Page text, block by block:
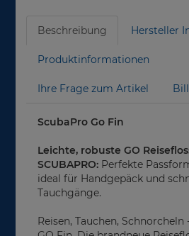
Beschreibung Hersteller
Produktinformationen
Ihre Frage zum Artikel
ScubaPro Go Fin
Leichte, robuste GO
SCUBAPRO: Perfekte
ideal für Handgepäck und
Tauchgänge.
Reisen, Tauchen,